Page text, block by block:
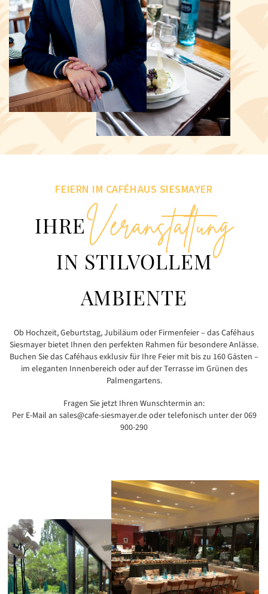
FEIERN IM CAFÉHAUS SIESMAYER
IHREVeranstaltung
IN STILVOLLEM
AMBIENTE
Ob Hochzeit, Geburtstag, Jubiläum oder Firmenfeier – das Caféhaus
Siesmayer bietet Ihnen den perfekten Rahmen für besondere Anlässe.
Buchen Sie das Caféhaus exklusiv für Ihre Feier mit bis zu 160 Gästen –
im eleganten Innenbereich oder auf der Terrasse im Grünen des
Palmengartens.
Fragen Sie jetzt Ihren Wunschtermin an:
Per E-Mail an sales@cafe-siesmayer.deoder telefonisch unter der 069
900-290